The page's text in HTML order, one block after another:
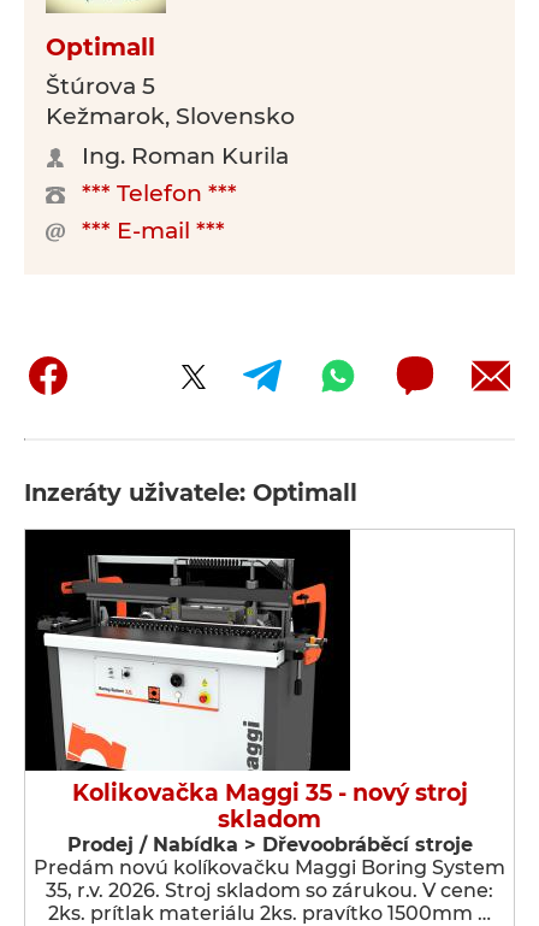
Optimall
Štúrova 5
Kežmarok, Slovensko
Ing. Roman Kurila
*** Telefon ***
*** E-mail ***
Inzeráty uživatele: Optimall
Kolikovačka Maggi 35 - nový stroj
skladom
Prodej / Nabídka > Dřevoobráběcí stroje
Predám novú kolíkovačku Maggi Boring System
35, r.v. 2026. Stroj skladom so zárukou. V cene:
2ks. prítlak materiálu 2ks. pravítko 1500mm …